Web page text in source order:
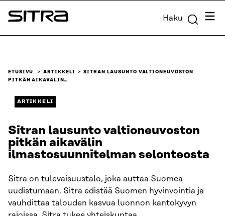
Siirry
suoraan
Sitra Haku
ETUSIVU ARTIKKELI
SITRAN LAUSUNTO VALTIONEUVOSTON
PITKÄN AIKAVÄLIN…
ARTIKKELI
Sitran lausunto valtioneuvoston
pitkän aikavälin
ilmastosuunnitelman selonteosta
Sitra on tulevaisuustalo, joka auttaa Suomea
uudistumaan. Sitra edistää Suomen hyvinvointia ja
vauhdittaa talouden kasvua luonnon kantokyvyn